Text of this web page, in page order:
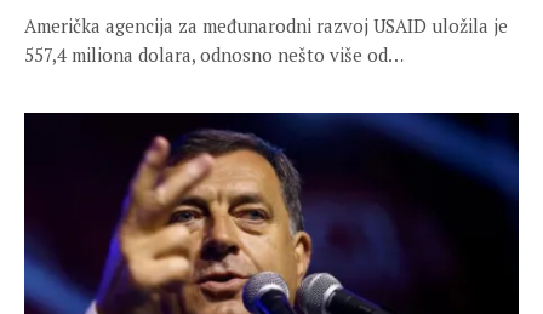
Američka agencija za međunarodni razvoj USAID uložila je
557,4 miliona dolara, odnosno nešto više od…